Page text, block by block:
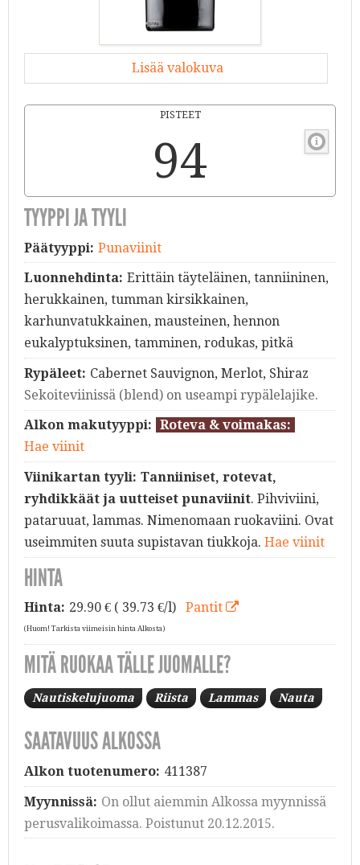
Lisää valokuva
PISTEET
94
TYYPPI JA TYYLI
Päätyyppi: Punaviinit
Luonnehdinta: Erittäin täyteläinen, tanniininen,
herukkainen, tumman kirsikkainen,
karhunvatukkainen, mausteinen, hennon
eukalyptuksinen, tamminen, rodukas, pitkä
Rypäleet: Cabernet Sauvignon, Merlot, Shiraz
Sekoiteviinissä (blend) on useampi rypälelajike.
Alkon makutyyppi: Roteva & voimakas:
Hae viinit
Viinikartan tyyli: Tanniiniset, rotevat,
ryhdikkäät ja uutteiset punaviinit. Pihviviini,
pataruuat, lammas. Nimenomaan ruokaviini. Ovat
useimmiten suuta supistavan tiukkoja. Hae viinit
HINTA
Hinta: 29.90€ ( 39.73 €/l) Pantit
(Huom! Tarkista viimeisin hinta Alkosta)
MITÄ RUOKAA TÄLLE JUOMALLE?
Nautiskelujuoma Riista Lammas Nauta
SAATAVUUS ALKOSSA
Alkon tuotenumero: 411387
Myynnissä: On ollut aiemmin Alkossa myynnissä
perusvalikoimassa. Poistunut 20.12.2015.